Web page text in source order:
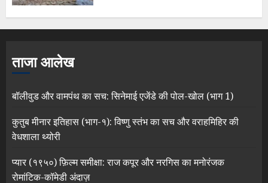
ताजा आलेख
बॉलीवुड और वामपंथ का सच: सिनेमाई एजेंडे की पोल-खोल (भाग 1)
कुतुब मीनार इतिहास (भाग-१): विष्णु स्तंभ का सच और वराहमिहिर की
वेधशाला थ्योरी
प्यार (१९५०) फ़िल्म समीक्षा: राज कपूर और नरगिस का मनोरंजक
रोमांटिक-कॉमेडी अंदाज़